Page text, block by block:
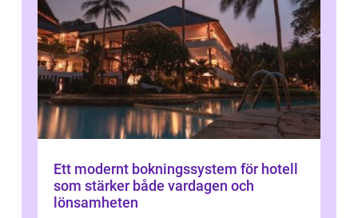
Ett modernt bokningssystem för hotell
som stärker både vardagen och
lönsamheten